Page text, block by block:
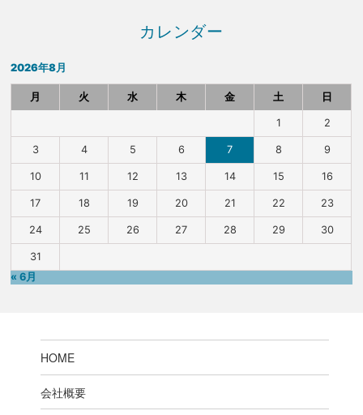
カレンダー
2026年8月
月 火 水 木 金 土 日
1 2
3 4 5 6 7 8 9
10 11 12 13 14 15 16
17 18 19 20 21 22 23
24 25 26 27 28 29 30
31
« 6月
HOME
会社概要